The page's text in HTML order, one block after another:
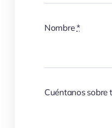
Nombre*
Cuéntanos sobre